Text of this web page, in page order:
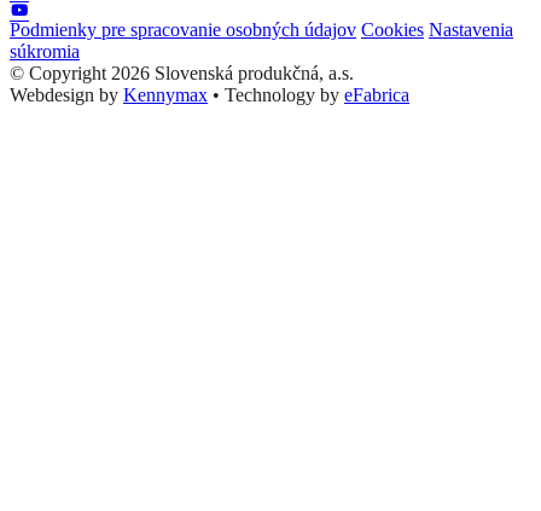
Podmienky pre spracovanie osobných údajov Cookies Nastavenia
súkromia
© Copyright 2026 Slovenská produkčná, a.s.
Webdesign by Kennymax • Technology by eFabrica